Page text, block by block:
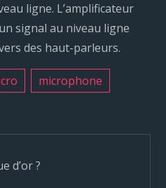
ligne. L’amplificateur
signal au niveau ligne
des haut-parleurs.
microphone
d’or ?